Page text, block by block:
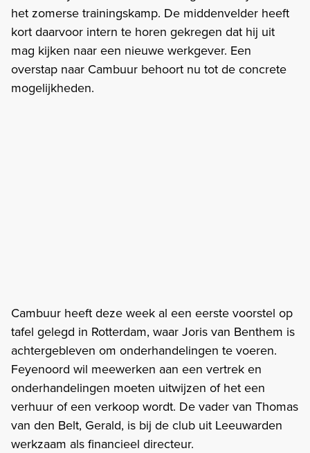
het zomerse trainingskamp. De middenvelder heeft
kort daarvoor intern te horen gekregen dat hij uit
mag kijken naar een nieuwe werkgever. Een
overstap naar Cambuur behoort nu tot de concrete
mogelijkheden.
Cambuur heeft deze week al een eerste voorstel op
tafel gelegd in Rotterdam, waar Joris van Benthem is
achtergebleven om onderhandelingen te voeren.
Feyenoord wil meewerken aan een vertrek en
onderhandelingen moeten uitwijzen of het een
verhuur of een verkoop wordt. De vader van Thomas
van den Belt, Gerald, is bij de club uit Leeuwarden
werkzaam als financieel directeur.